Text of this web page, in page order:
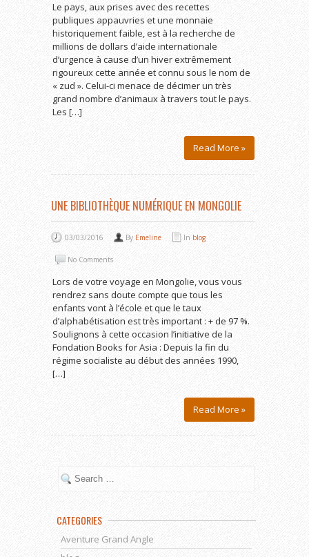
Le pays, aux prises avec des recettes
publiques appauvries et une monnaie
historiquement faible, est à la recherche de
millions de dollars d’aide internationale
d’urgence à cause d’un hiver extrêmement
rigoureux cette année et connu sous le nom de
« zud ». Celui-ci menace de décimer un très
grand nombre d’animaux à travers tout le pays.
Les […]
Read More »
UNE BIBLIOTHÈQUE NUMÉRIQUE EN MONGOLIE
03/03/2016 By Emeline In blog
No Comments
Lors de votre voyage en Mongolie, vous vous
rendrez sans doute compte que tous les
enfants vont à l’école et que le taux
d’alphabétisation est très important : + de 97 %.
Soulignons à cette occasion l’initiative de la
Fondation Books for Asia : Depuis la fin du
régime socialiste au début des années 1990,
[…]
Read More »
CATEGORIES
Aventure Grand Angle